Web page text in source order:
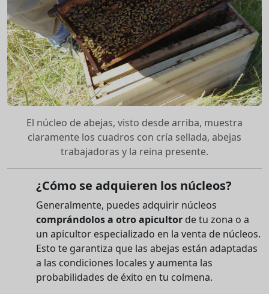
El núcleo de abejas, visto desde arriba, muestra
claramente los cuadros con cría sellada, abejas
trabajadoras y la reina presente.
¿Cómo se adquieren los núcleos?
Generalmente, puedes adquirir núcleos
comprándolos a otro apicultor de tu zona o a
un apicultor especializado en la venta de núcleos.
Esto te garantiza que las abejas están adaptadas
a las condiciones locales y aumenta las
probabilidades de éxito en tu colmena.